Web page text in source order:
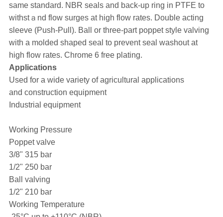
same standard. NBR seals and back-up ring in PTFE to
withstａnd flow surges at high flow rates. Double acting
sleeve (Push-Pull). Ball or three-part poppet style valving
with a molded shaped seal to prevent seal washout at
high flow rates. Chrome 6 free plating.
Applications
Used for a wide variety of agricultural applications
and construction equipment
Industrial equipment
Working Pressure
Poppet valve
3/8" 315 bar
1/2" 250 bar
Ball valving
1/2" 210 bar
Working Temperature